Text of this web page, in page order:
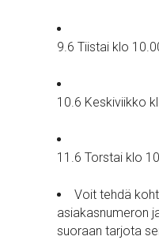
9.6 Tiistai klo
10.6 Keskiviikko
11.6 Torstai klo
Voit tehdä
asiakasnumeron
suoraan tarjota